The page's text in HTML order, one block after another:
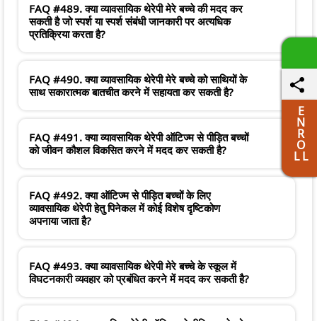
FAQ #489. क्या व्यावसायिक थेरेपी मेरे बच्चे की मदद कर
सकती है जो स्पर्श या स्पर्श संबंधी जानकारी पर अत्यधिक
प्रतिक्रिया करता है?
FAQ #490. क्या व्यावसायिक थेरेपी मेरे बच्चे को साथियों के
साथ सकारात्मक बातचीत करने में सहायता कर सकती है?
FAQ #491. क्या व्यावसायिक थेरेपी ऑटिज्म से पीड़ित बच्चों
को जीवन कौशल विकसित करने में मदद कर सकती है?
FAQ #492. क्या ऑटिज्म से पीड़ित बच्चों के लिए
व्यावसायिक थेरेपी हेतु पिनेकल में कोई विशेष दृष्टिकोण
अपनाया जाता है?
FAQ #493. क्या व्यावसायिक थेरेपी मेरे बच्चे के स्कूल में
विघटनकारी व्यवहार को प्रबंधित करने में मदद कर सकती है?
E
N
R
O
L L